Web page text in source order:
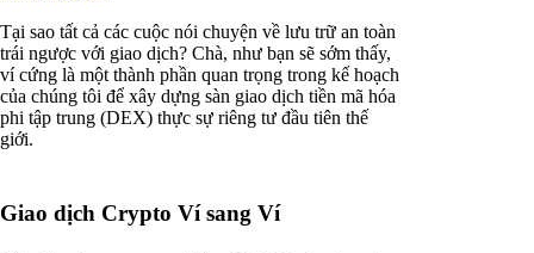
Tại sao tất cả các cuộc nói chuyện về lưu trữ an toàn
trái ngược với giao dịch? Chà, như bạn sẽ sớm thấy,
ví cứng là một thành phần quan trọng trong kế hoạch
của chúng tôi để xây dựng sàn giao dịch tiền mã hóa
phi tập trung (DEX) thực sự riêng tư đầu tiên thế
giới.
Giao dịch Crypto Ví sang Ví